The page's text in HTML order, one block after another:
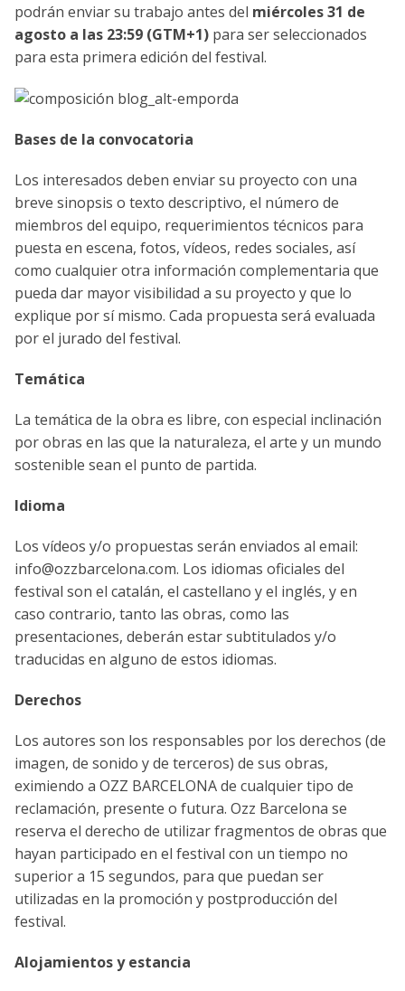
podrán enviar su trabajo antes del miércoles 31 de
agosto a las 23:59 (GTM+1) para ser seleccionados
para esta primera edición del festival.
Bases de la convocatoria
Los interesados deben enviar su proyecto con una
breve sinopsis o texto descriptivo, el número de
miembros del equipo, requerimientos técnicos para
puesta en escena, fotos, vídeos, redes sociales, así
como cualquier otra información complementaria que
pueda dar mayor visibilidad a su proyecto y que lo
explique por sí mismo. Cada propuesta será evaluada
por el jurado del festival.
Temática
La temática de la obra es libre, con especial inclinación
por obras en las que la naturaleza, el arte y un mundo
sostenible sean el punto de partida.
Idioma
Los vídeos y/o propuestas serán enviados al email:
info@ozzbarcelona.com. Los idiomas oficiales del
festival son el catalán, el castellano y el inglés, y en
caso contrario, tanto las obras, como las
presentaciones, deberán estar subtitulados y/o
traducidas en alguno de estos idiomas.
Derechos
Los autores son los responsables por los derechos (de
imagen, de sonido y de terceros) de sus obras,
eximiendo a OZZ BARCELONA de cualquier tipo de
reclamación, presente o futura. Ozz Barcelona se
reserva el derecho de utilizar fragmentos de obras que
hayan participado en el festival con un tiempo no
superior a 15 segundos, para que puedan ser
utilizadas en la promoción y postproducción del
festival.
Alojamientos y estancia